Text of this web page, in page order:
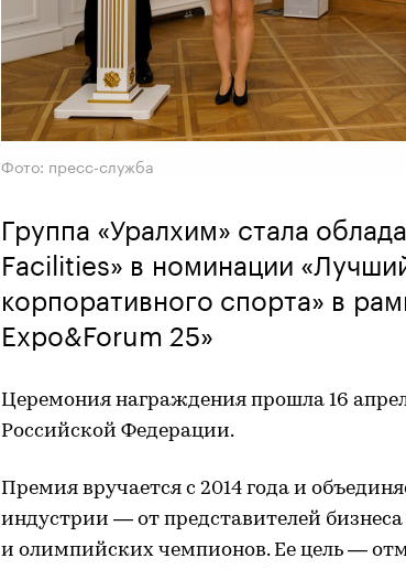
Фото: пресс-служба
Группа «Уралхим» стала
Facilities» в номинации
корпоративного спорта» в
Expo&Forum 25»
Церемония награждения прошла 16
Российской Федерации.
Премия вручается с 2014 года и
индустрии — от представителей
и олимпийских чемпионов. Ее цель —